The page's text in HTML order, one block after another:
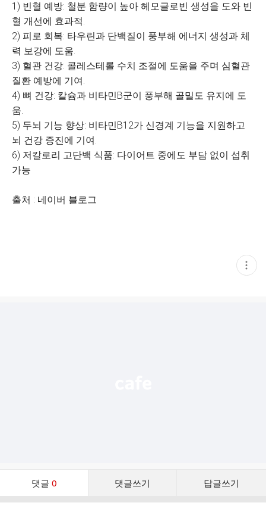
1) 빈혈 예방: 철분 함량이 높아 헤모글로빈 생성을 도와 빈
혈 개선에 효과적.
2) 피로 회복: 타우린과 단백질이 풍부해 에너지 생성과 체
력 보강에 도움.
3) 혈관 건강: 콜레스테롤 수치 조절에 도움을 주며 심혈관
질환 예방에 기여.
4) 뼈 건강: 칼슘과 비타민B군이 풍부해 골밀도 유지에 도
움.
5) 두뇌 기능 향상: 비타민B12가 신경계 기능을 지원하고
뇌 건강 증진에 기여.
6) 저칼로리 고단백 식품: 다이어트 중에도 부담 없이 섭취
가능
출처 : 네이버 블로그
현
재
댓글 0 댓글쓰기 답글쓰기
댓